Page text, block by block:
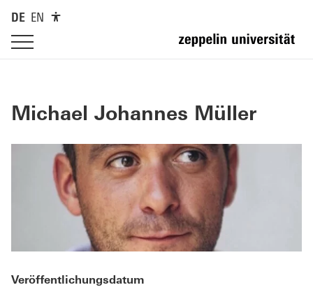
DE EN
Michael Johannes Müller
Veröffentlichungsdatum